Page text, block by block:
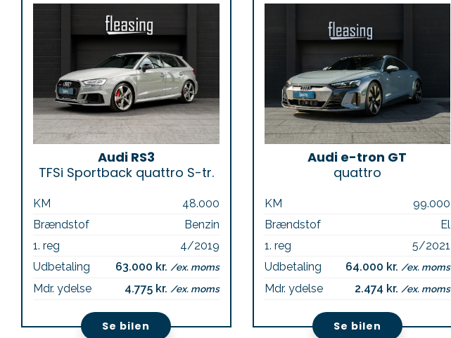
Audi RS3
TFSi Sportback quattro S-tr.
KM
48.000
Brændstof
Benzin
1. reg
4/2019
Udbetaling
63.000 kr. /ex. moms
Mdr. ydelse 4.775 kr. /ex. moms
Se bilen
Audi e-tron GT
quattro
KM
99.000
Brændstof
El
1. reg
5/2021
Udbetaling
64.000 kr. /ex. moms
Mdr. ydelse 2.474 kr. /ex. moms
Se bilen